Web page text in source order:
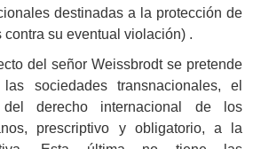
destinadas a la protección de
su eventual violación) .
del señor Weissbrodt se pretende
las sociedades transnacionales, el
derecho internacional de los
prescriptivo y obligatorio, a la